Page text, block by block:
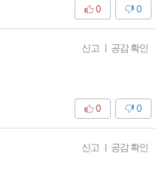
0
0
신고 | 공감 확인
0
0
신고 | 공감 확인